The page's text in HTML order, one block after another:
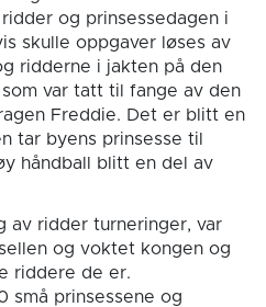
og prinsessedagen i
skulle oppgaver løses av
ridderne i jakten på den
var tatt til fange av den
Freddie. Det er blitt en
tar byens prinsesse til
håndball blitt en del av
av ridder turneringer, var
og voktet kongen og
riddere de er.
små prinsessene og